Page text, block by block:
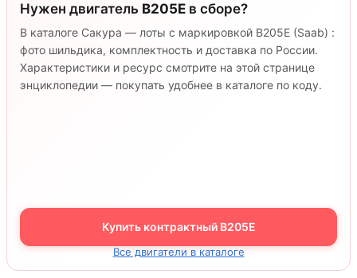
Нужен двигатель B205E в сборе?
В каталоге Сакура — лоты с маркировкой B205E (Saab) :
фото шильдика, комплектность и доставка по России.
Характеристики и ресурс смотрите на этой странице
энциклопедии — покупать удобнее в каталоге по коду.
Купить контрактный B205E
Все двигатели в каталоге